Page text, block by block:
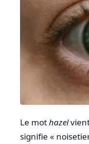
Le mothazel
signifie «